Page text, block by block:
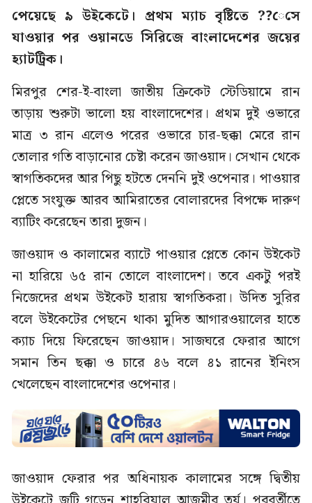
পেয়েছে ৯ উইকেটে। প্রথম ম্যাচ বৃষ্টিতে ??েসে
যাওয়ার পর ওয়ানডে সিরিজে বাংলাদেশের জয়ের
হ্যাটট্রিক।
মিরপুর শের-ই-বাংলা জাতীয় ক্রিকেট স্টেডিয়ামে রান
তাড়ায় শুরুটা ভালো হয় বাংলাদেশের। প্রথম দুই ওভারে
মাত্র ৩ রান এলেও পরের ওভারে চার-ছক্কা মেরে রান
তোলার গতি বাড়ানোর চেষ্টা করেন জাওয়াদ। সেখান থেকে
স্বাগতিকদের আর পিছু হটতে দেননি দুই ওপেনার। পাওয়ার
প্লেতে সংযুক্ত আরব আমিরাতের বোলারদের বিপক্ষে দারুণ
ব্যাটিং করেছেন তারা দুজন।
জাওয়াদ ও কালামের ব্যাটে পাওয়ার প্লেতে কোন উইকেট
না হারিয়ে ৬৫ রান তোলে বাংলাদেশ। তবে একটু পরই
নিজেদের প্রথম উইকেট হারায় স্বাগতিকরা। উদিত সুরির
বলে উইকেটের পেছনে থাকা মুদিত আগারওয়ালের হাতে
ক্যাচ দিয়ে ফিরেছেন জাওয়াদ। সাজঘরে ফেরার আগে
সমান তিন ছক্কা ও চারে ৪৬ বলে ৪১ রানের ইনিংস
খেলেছেন বাংলাদেশের ওপেনার।
জাওয়াদ ফেরার পর অধিনায়ক কালামের সঙ্গে দ্বিতীয়